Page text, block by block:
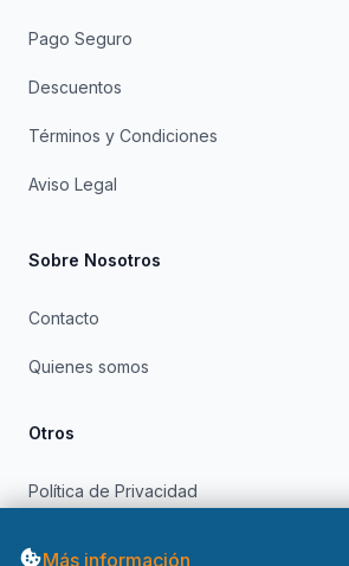
Pago Seguro
Descuentos
Términos y Condiciones
Aviso Legal
Sobre Nosotros
Contacto
Quienes somos
Otros
Política de Privacidad
Más información